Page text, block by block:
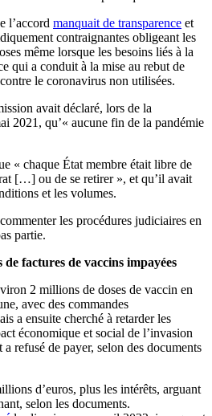
l’accord manquait de transparence et
contraignantes obligeant les
même lorsque les besoins liés à la
qui a conduit à la mise au rebut de
le coronavirus non utilisées.
avait déclaré, lors de la
2021, qu’« aucune fin de la pandémie
« chaque État membre était libre de
[…] ou de se retirer », et qu’il avait
et les volumes.
les procédures judiciaires en
partie.
factures de vaccins impayées
2 millions de doses de vaccin en
avec des commandes
a ensuite cherché à retarder les
économique et social de l’invasion
refusé de payer, selon des documents
d’euros, plus les intérêts, arguant
selon les documents.